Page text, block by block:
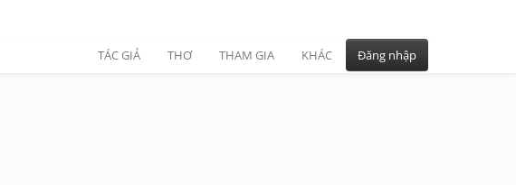
TÁC GIẢ THƠ THAM GIA KHÁC Đăng nhập